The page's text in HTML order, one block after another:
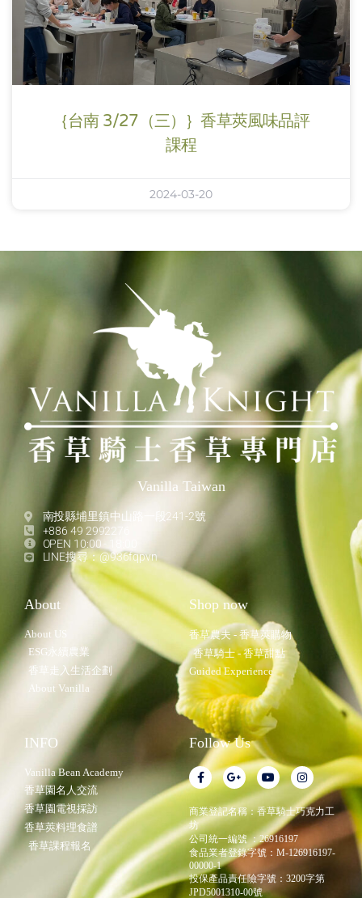
｛台南 3/27（三）｝香草莢風味品評
課程
2024-03-20
Vanilla Taiwan
南投縣埔里鎮中山路一段241-2號
+886 49 2992276
OPEN 10:00 - 18:00
LINE搜尋：@936fqpvn
About
About US
ESG永續農業
香草走入生活企劃
About Vanilla
Shop now
香草農夫 - 香草莢購物
香草騎士 - 香草甜點
Guided Experience
INFO
Vanilla Bean Academy
香草園名人交流
香草園電視採訪
香草莢料理食譜
香草課程報名
Follow Us
商業登記名稱：香草騎士巧克力工
坊
公司統一編號 ：26916197
食品業者登錄字號：M-126916197-
00000-1
投保產品責任險字號：3200字第
JPD5001310-00號